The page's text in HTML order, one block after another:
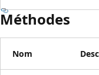
Méthodes
Nom